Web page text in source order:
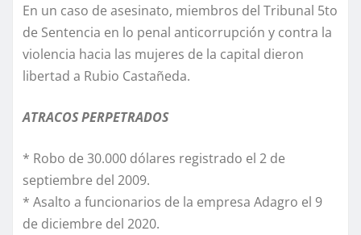
En un caso de asesinato, miembros del Tribunal 5to
de Sentencia en lo penal anticorrupción y contra la
violencia hacia las mujeres de la capital dieron
libertad a Rubio Castañeda.
ATRACOS PERPETRADOS
* Robo de 30.000 dólares registrado el 2 de
septiembre del 2009.
* Asalto a funcionarios de la empresa Adagro el 9
de diciembre del 2020.